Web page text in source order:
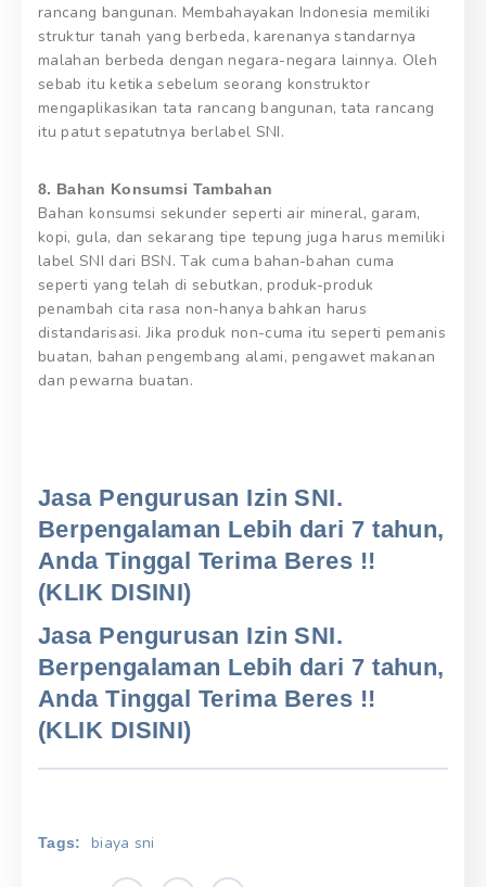
rancang bangunan. Membahayakan Indonesia memiliki
struktur tanah yang berbeda, karenanya standarnya
malahan berbeda dengan negara-negara lainnya. Oleh
sebab itu ketika sebelum seorang konstruktor
mengaplikasikan tata rancang bangunan, tata rancang
itu patut sepatutnya berlabel SNI.
8. Bahan Konsumsi Tambahan
Bahan konsumsi sekunder seperti air mineral, garam,
kopi, gula, dan sekarang tipe tepung juga harus memiliki
label SNI dari BSN. Tak cuma bahan-bahan cuma
seperti yang telah di sebutkan, produk-produk
penambah cita rasa non-hanya bahkan harus
distandarisasi. Jika produk non-cuma itu seperti pemanis
buatan, bahan pengembang alami, pengawet makanan
dan pewarna buatan.
Jasa Pengurusan Izin SNI.
Berpengalaman Lebih dari 7 tahun,
Anda Tinggal Terima Beres !!
(KLIK DISINI)
Jasa Pengurusan Izin SNI.
Berpengalaman Lebih dari 7 tahun,
Anda Tinggal Terima Beres !!
(KLIK DISINI)
Tags: biaya sni